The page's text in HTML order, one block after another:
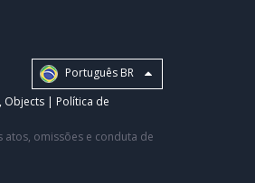
Português BR
, Objects | Política de
omissões e conduta de